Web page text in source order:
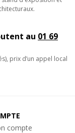
au 01 69
prix d’un appel local
compte